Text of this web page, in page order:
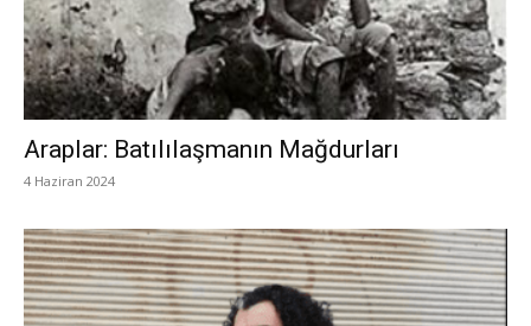
Araplar: Batılılaşmanın Mağdurları
4 Haziran 2024